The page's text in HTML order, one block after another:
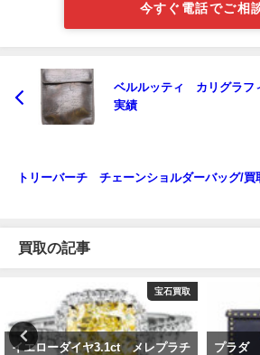
今すぐ電話でご相
ベルルッティ カリグラフ
実績
トリーバーチ チェーンショルダーバッグ/買
買取の記事
宝石買取
イエローダイヤ3.1ct メレプラチ
プラダ